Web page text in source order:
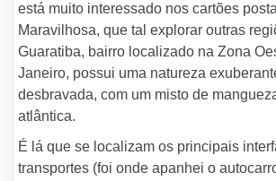
está muito interessado nos cartões
Maravilhosa, que tal explorar outras
Guaratiba, bairro localizado na Zona
Janeiro, possui uma natureza
desbravada, com um misto de
atlântica.
É lá que se localizam os principais
transportes (foi onde apanhei o